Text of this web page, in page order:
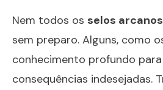
Nem todos os selos arcanos
sem preparo. Alguns, como
conhecimento profundo
consequências indesejadas.